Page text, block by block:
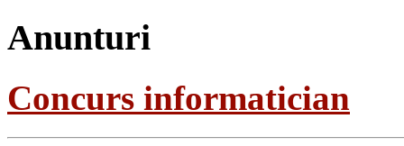
Anunturi
Concurs informatician